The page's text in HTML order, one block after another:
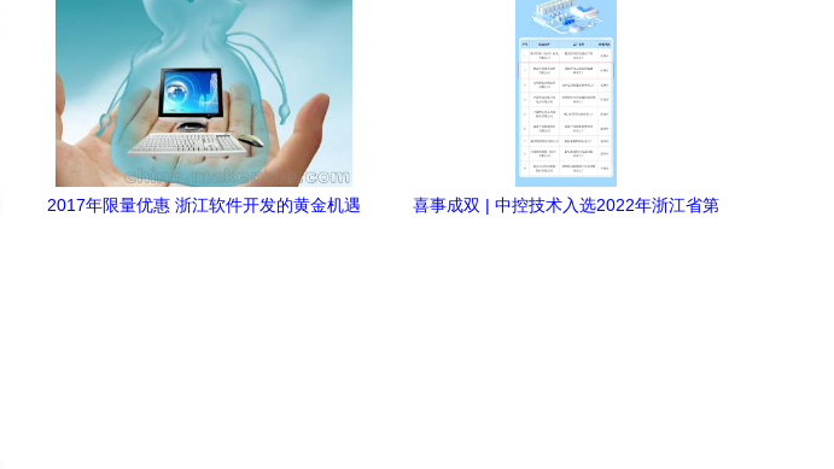
2017年限量优惠 浙江软件开发的黄金机遇
喜事成双 | 中控技术入选2022年浙江省第